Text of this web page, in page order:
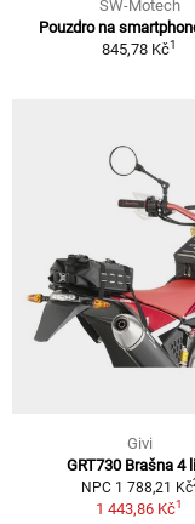
SW-Motech
Pouzdro na
845,78 Kč1
Givi
GRT730 Brašna 4
NPC 1 788,21 Kč
1 443,86 Kč1